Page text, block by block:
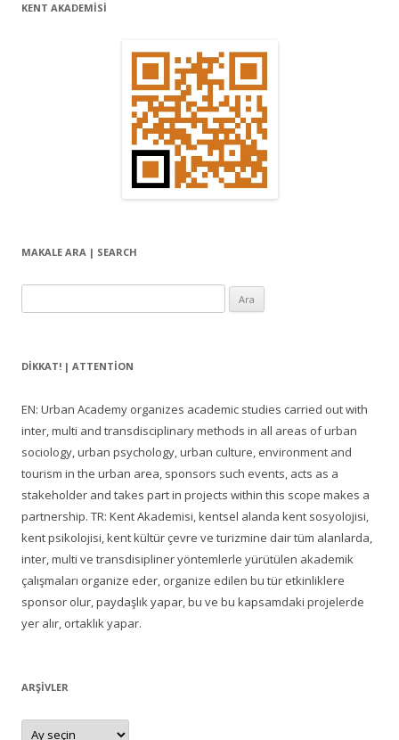
a
KENT AKADEMİSİ
MAKALE ARA | SEARCH
DIKKAT! | ATTENTION
EN: Urban Academy organizes academic studies carried out with
inter, multi and transdisciplinary methods in all areas of urban
sociology, urban psychology, urban culture, environment and
tourism in the urban area, sponsors such events, acts as a
stakeholder and takes part in projects within this scope makes a
partnership. TR: Kent Akademisi, kentsel alanda kent sosyolojisi,
kent psikolojisi, kent kültür çevre ve turizmine dair tüm alanlarda,
inter, multi ve transdisipliner yöntemlerle yürütülen akademik
çalışmaları organize eder, organize edilen bu tür etkinliklere
sponsor olur, paydaşlık yapar, bu ve bu kapsamdaki projelerde
yer alır, ortaklık yapar.
ARŞIVLER
Arşivler